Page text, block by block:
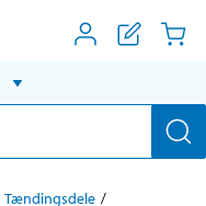
Tændingsdele